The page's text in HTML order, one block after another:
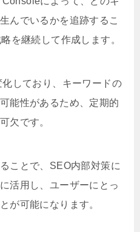
んでいるかを追跡するこ
を継続して作成します。
しており、キーワードの
能性があるため、定期的
欠です。
ことで、SEO内部対策に
活用し、ユーザーにとっ
が可能になります。